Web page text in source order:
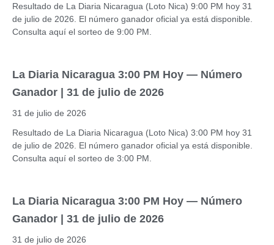
Resultado de La Diaria Nicaragua (Loto Nica) 9:00 PM hoy 31
de julio de 2026. El número ganador oficial ya está disponible.
Consulta aquí el sorteo de 9:00 PM.
La Diaria Nicaragua 3:00 PM Hoy — Número
Ganador | 31 de julio de 2026
31 de julio de 2026
Resultado de La Diaria Nicaragua (Loto Nica) 3:00 PM hoy 31
de julio de 2026. El número ganador oficial ya está disponible.
Consulta aquí el sorteo de 3:00 PM.
La Diaria Nicaragua 3:00 PM Hoy — Número
Ganador | 31 de julio de 2026
31 de julio de 2026